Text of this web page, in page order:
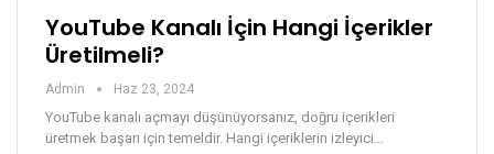
YouTube Kanalı İçin Hangi İçerikler
Üretilmeli?
Admin Haz 23, 2024
YouTube kanalı açmayı düşünüyorsanız, doğru içerikleri
üretmek başarı için temeldir. Hangi içeriklerin izleyici…